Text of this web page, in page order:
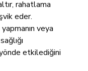
rahatlama
eder.
veya
etkilediğini